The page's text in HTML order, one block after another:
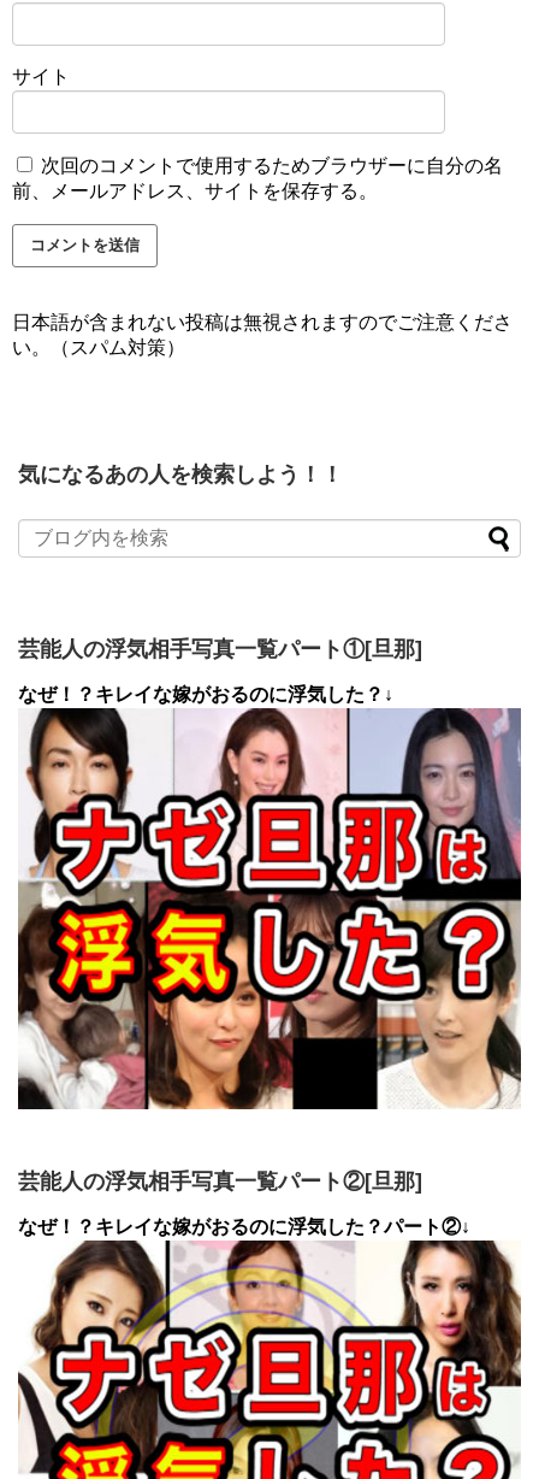
サイト
次回のコメントで使用するためブラウザーに自分の名
前、メールアドレス、サイトを保存する。
日本語が含まれない投稿は無視されますのでご注意くださ
い。（スパム対策）
気になるあの人を検索しよう！！
芸能人の浮気相手写真一覧パート①[旦那]
なぜ！？キレイな嫁がおるのに浮気した？↓
芸能人の浮気相手写真一覧パート②[旦那]
なぜ！？キレイな嫁がおるのに浮気した？パート②↓